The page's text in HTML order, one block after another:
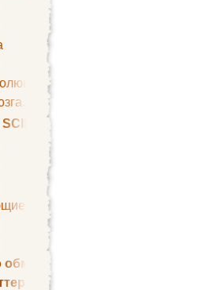
мозга
Все может начаться с
AMERICAN
умственные способности
веществ